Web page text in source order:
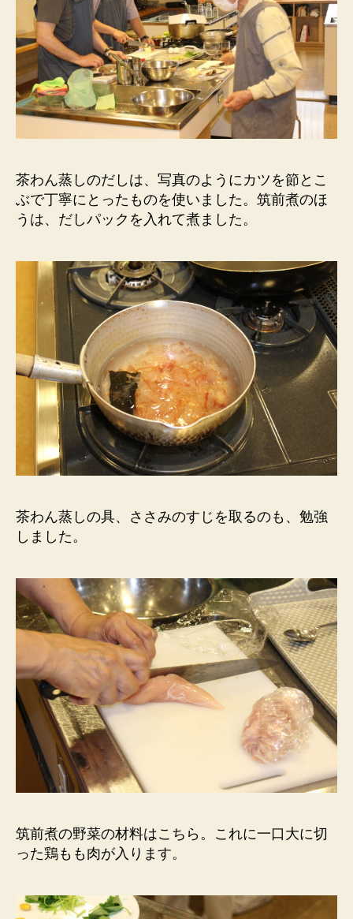
茶わん蒸しのだしは、写真のようにカツを節とこ
ぶで丁寧にとったものを使いました。筑前煮のほ
うは、だしパックを入れて煮ました。
茶わん蒸しの具、ささみのすじを取るのも、勉強
しました。
筑前煮の野菜の材料はこちら。これに一口大に切
った鶏もも肉が入ります。